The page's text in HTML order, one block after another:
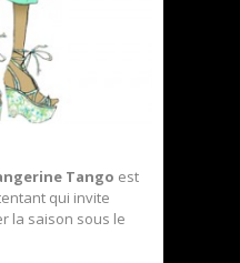
Tango est
qui invite
la saison sous le